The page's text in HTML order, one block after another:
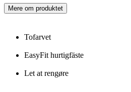
Mere om produktet
Tofarvet
EasyFit hurtigfäste
Let at rengøre